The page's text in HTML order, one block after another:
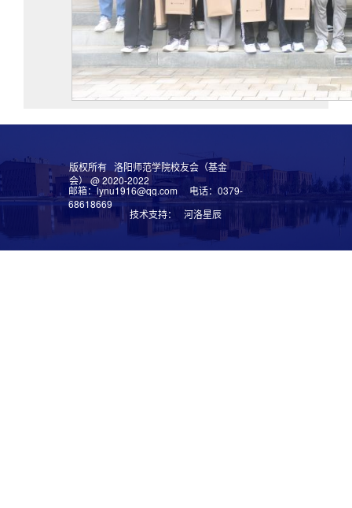
版权所有 洛阳师范学院校友会（基金
会） @ 2020-2022
邮箱：lynu1916@qq.com 电话：0379-
68618669
技术支持： 河洛星辰